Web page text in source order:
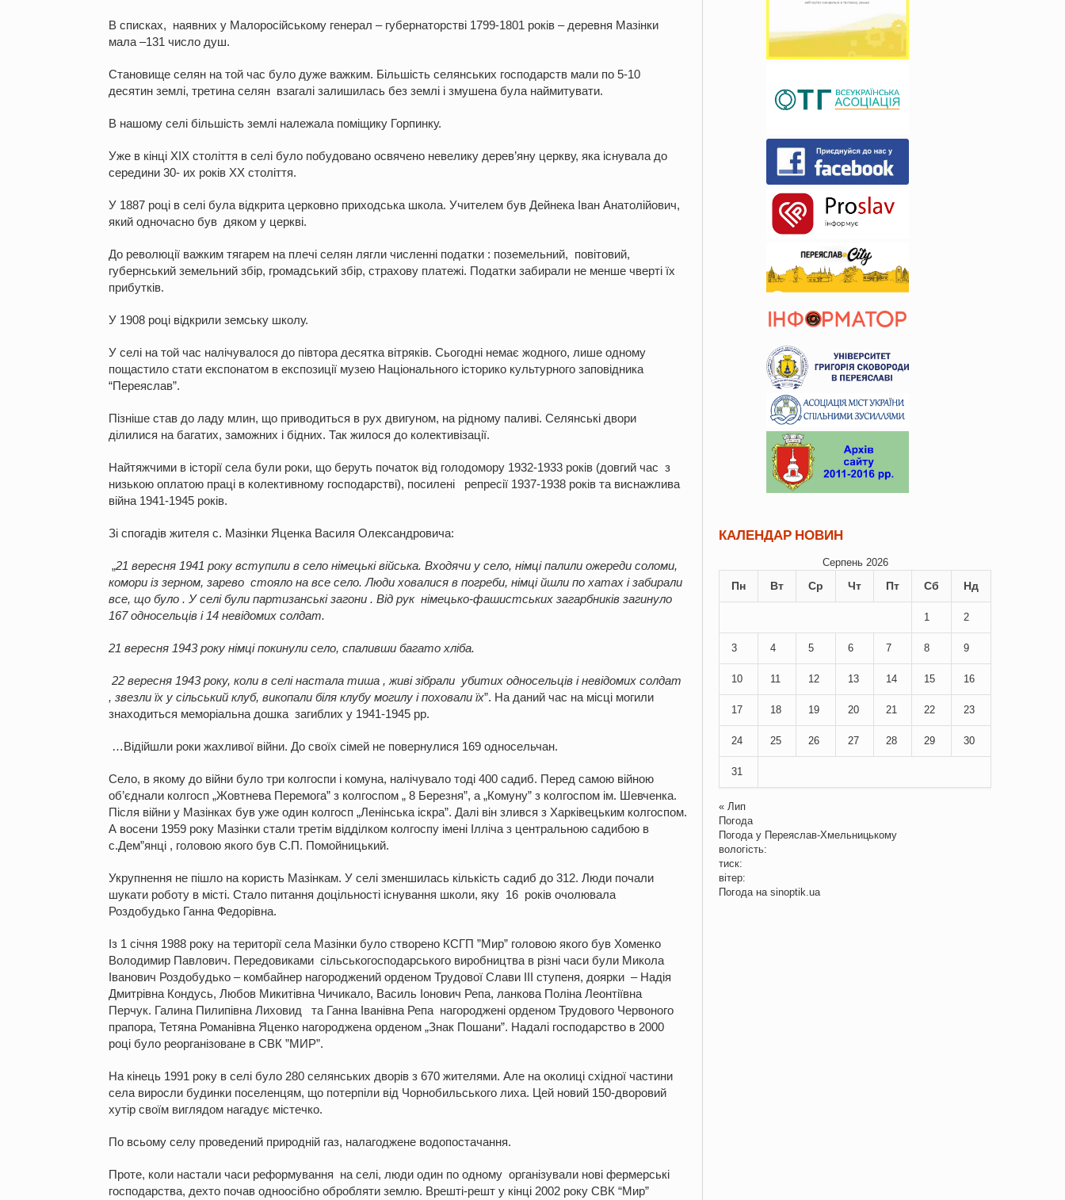
В списках, наявних у Малоросійському генерал – губернаторстві 1799-1801 років – деревня Мазінки
мала –131 число душ.
Становище селян на той час було дуже важким. Більшість селянських господарств мали по 5-10
десятин землі, третина селян взагалі залишилась без землі і змушена була наймитувати.
В нашому селі більшість землі належала поміщику Горпинку.
Уже в кінці ХІХ століття в селі було побудовано освячено невелику дерев’яну церкву, яка існувала до
середини 30- их років ХХ століття.
У 1887 році в селі була відкрита церковно приходська школа. Учителем був Дейнека Іван Анатолійович,
який одночасно був дяком у церкві.
До революції важким тягарем на плечі селян лягли численні податки : поземельний, повітовий,
губернський земельний збір, громадський збір, страхову платежі. Податки забирали не менше чверті їх
прибутків.
У 1908 році відкрили земську школу.
У селі на той час налічувалося до півтора десятка вітряків. Сьогодні немає жодного, лише одному
пощастило стати експонатом в експозиції музею Національного історико культурного заповідника
“Переяслав”.
Пізніше став до ладу млин, що приводиться в рух двигуном, на рідному паливі. Селянські двори
ділилися на багатих, заможних і бідних. Так жилося до колективізації.
Найтяжчими в історії села були роки, що беруть початок від голодомору 1932-1933 років (довгий час з
низькою оплатою праці в колективному господарстві), посилені репресії 1937-1938 років та виснажлива
війна 1941-1945 років.
Зі спогадів жителя с. Мазінки Яценка Василя Олександровича:
„21 вересня 1941 року вступили в село німецькі війська. Входячи у село, німці палили ожереди соломи,
комори із зерном, зарево стояло на все село. Люди ховалися в погреби, німці йшли по хатах і забирали
все, що було . У селі були партизанські загони . Від рук німецько-фашистських загарбників загинуло
167 односельців і 14 невідомих солдат.
21 вересня 1943 року німці покинули село, спаливши багато хліба.
22 вересня 1943 року, коли в селі настала тиша , живі зібрали убитих односельців і невідомих солдат
, звезли їх у сільський клуб, викопали біля клубу могилу і поховали їх”. На даний час на місці могили
знаходиться меморіальна дошка загиблих у 1941-1945 рр.
…Відійшли роки жахливої війни. До своїх сімей не повернулися 169 односельчан.
Село, в якому до війни було три колгоспи і комуна, налічувало тоді 400 садиб. Перед самою війною
об’єднали колгосп „Жовтнева Перемога” з колгоспом „ 8 Березня”, а „Комуну” з колгоспом ім. Шевченка.
Після війни у Мазінках був уже один колгосп „Ленінська іскра”. Далі він злився з Харківецьким колгоспом.
А восени 1959 року Мазінки стали третім відділком колгоспу імені Ілліча з центральною садибою в
с.Дем”янці , головою якого був С.П. Помойницький.
Укрупнення не пішло на користь Мазінкам. У селі зменшилась кількість садиб до 312. Люди почали
шукати роботу в місті. Стало питання доцільності існування школи, яку 16 років очолювала
Роздобудько Ганна Федорівна.
Із 1 січня 1988 року на території села Мазінки було створено КСГП ”Мир” головою якого був Хоменко
Володимир Павлович. Передовиками сільськогосподарського виробництва в різні часи були Микола
Іванович Роздобудько – комбайнер нагороджений орденом Трудової Слави ІІІ ступеня, доярки – Надія
Дмитрівна Кондусь, Любов Микитівна Чичикало, Василь Іонович Репа, ланкова Поліна Леонтіївна
Перчук. Галина Пилипівна Лиховид та Ганна Іванівна Репа нагороджені орденом Трудового Червоного
прапора, Тетяна Романівна Яценко нагороджена орденом „Знак Пошани”. Надалі господарство в 2000
році було реорганізоване в СВК ”МИР”.
На кінець 1991 року в селі було 280 селянських дворів з 670 жителями. Але на околиці східної частини
села виросли будинки поселенцям, що потерпіли від Чорнобильського лиха. Цей новий 150-дворовий
хутір своїм виглядом нагадує містечко.
По всьому селу проведений природній газ, налагоджене водопостачання.
Проте, коли настали часи реформування на селі, люди один по одному організували нові фермерські
господарства, дехто почав одноосібно обробляти землю. Врешті-решт у кінці 2002 року СВК “Мир”
КАЛЕНДАР НОВИН
Серпень 2026
Пн Вт Ср Чт Пт Сб Нд
1 2
3 4 5 6 7 8 9
10 11 12 13 14 15 16
17 18 19 20 21 22 23
24 25 26 27 28 29 30
31
« Лип
Погода
Погода у Переяслав-Хмельницькому
вологість:
тиск:
вітер:
Погода на sinoptik.ua